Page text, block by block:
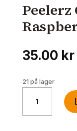
Peelerz
35.00 kr
21 på lager
Gummy
Raspberry